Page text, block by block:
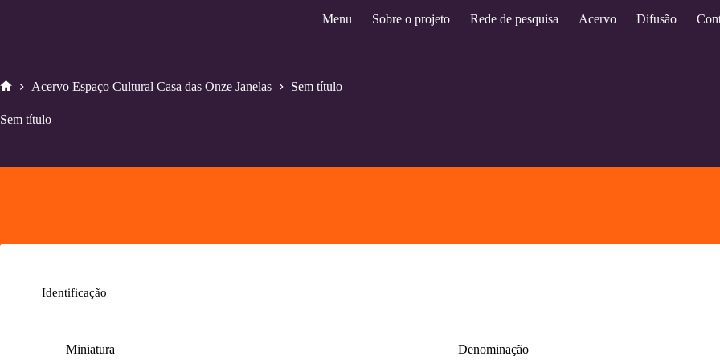
Menu Sobre o projeto Rede de pesquisa Acervo Difusão
Acervo Espaço Cultural Casa das Onze Janelas Sem título
Sem título
Identificação
Miniatura Denominação